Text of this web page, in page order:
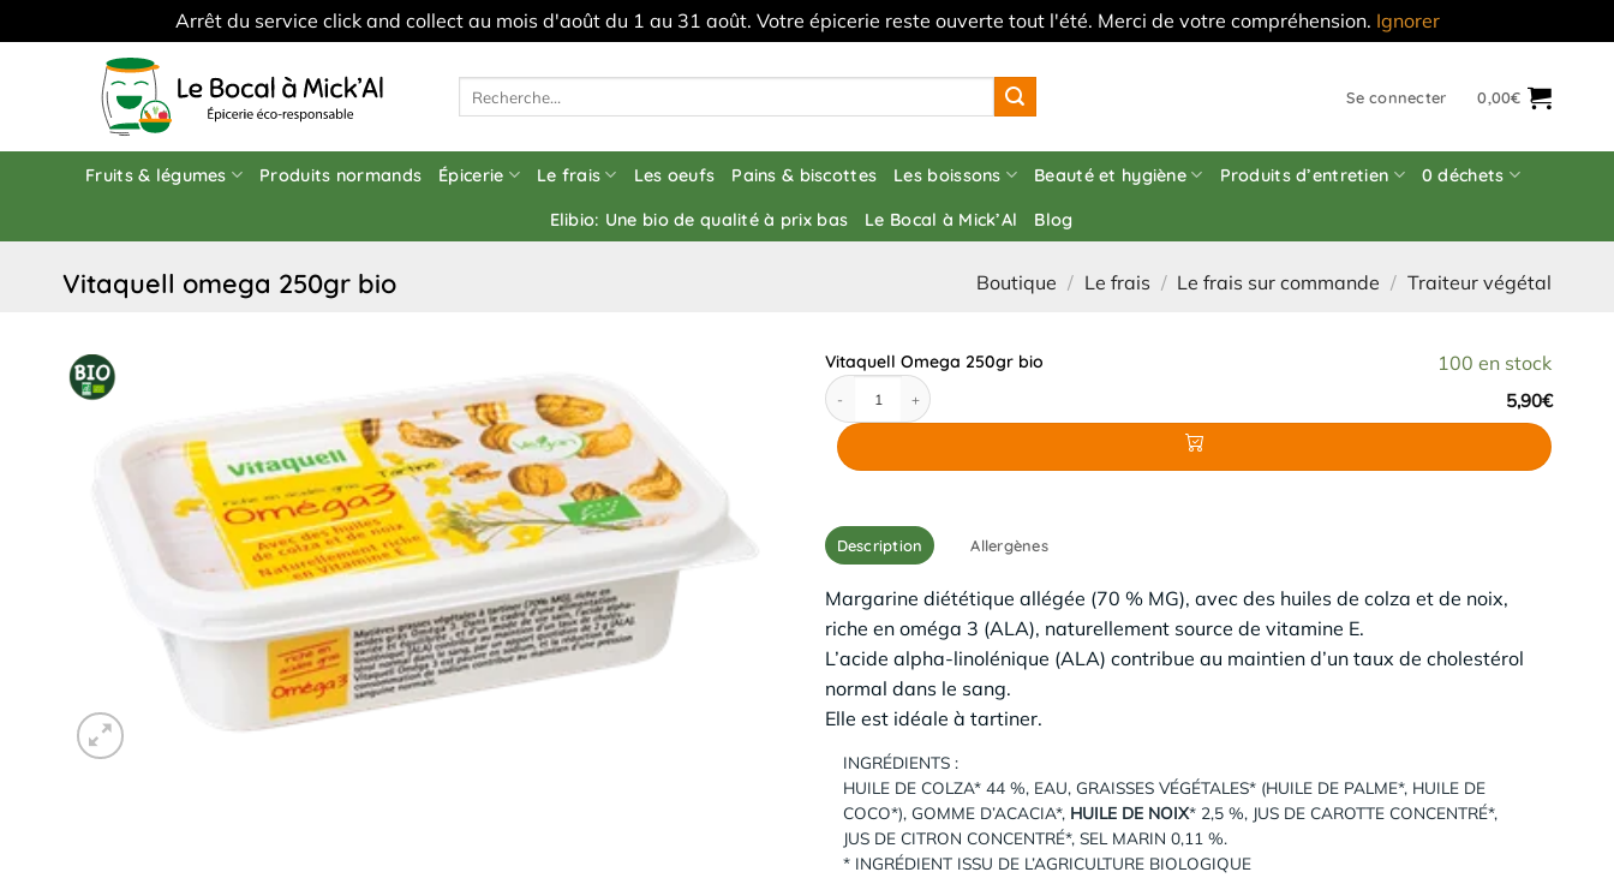
Arrêt du service click and collect au mois d'août du 1 au 31 août. Votre épicerie reste ouverte tout l'été. Merci de votre compréhension. Ignorer
Se connecter 0,00€
Fruits & légumes Produits normands Épicerie Le frais Les oeufs Pains & biscottes Les boissons Beauté et hygiène Produits d’entretien 0 déchets
Elibio: Une bio de qualité à prix bas Le Bocal à Mick’Al Blog
vitaquell omega 250gr bio Boutique / Le frais / Le frais sur commande / Traiteur végétal
100 en stock
Vitaquell Omega 250gr bio
5,90€
quantité de Vitaquell Omega 250gr bio
Description Allergènes
Margarine diététique allégée (70 % MG), avec des huiles de colza et de noix,
riche en oméga 3 (ALA), naturellement source de vitamine E.
L’acide alpha-linolénique (ALA) contribue au maintien d’un taux de cholestérol
normal dans le sang.
Elle est idéale à tartiner.
INGRÉDIENTS :
HUILE DE COLZA* 44 %, EAU, GRAISSES VÉGÉTALES* (HUILE DE PALME*, HUILE DE
COCO*), GOMME D’ACACIA*, HUILE DE NOIX* 2,5 %, JUS DE CAROTTE CONCENTRÉ*,
JUS DE CITRON CONCENTRÉ*, SEL MARIN 0,11 %.
* INGRÉDIENT ISSU DE L’AGRICULTURE BIOLOGIQUE